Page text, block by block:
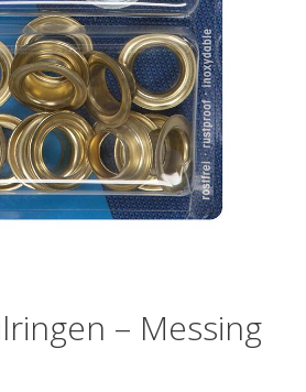
– Messing